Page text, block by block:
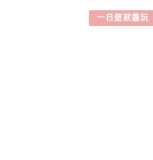
一日遊就醬玩